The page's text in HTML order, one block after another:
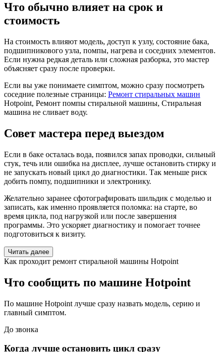
Что обычно влияет на срок и
стоимость
На стоимость влияют модель, доступ к узлу, состояние бака,
подшипникового узла, помпы, нагрева и соседних элементов.
Если нужна редкая деталь или сложная разборка, это мастер
объясняет сразу после проверки.
Если вы уже понимаете симптом, можно сразу посмотреть
соседние полезные страницы: Ремонт стиральных машин
Hotpoint, Ремонт помпы стиральной машины, Стиральная
машина не сливает воду.
Совет мастера перед выездом
Если в баке осталась вода, появился запах проводки, сильный
стук, течь или ошибка на дисплее, лучше остановить стирку и
не запускать новый цикл до диагностики. Так меньше риск
добить помпу, подшипники и электронику.
Желательно заранее сфотографировать шильдик с моделью и
записать, как именно проявляется поломка: на старте, во
время цикла, под нагрузкой или после завершения
программы. Это ускоряет диагностику и помогает точнее
подготовиться к визиту.
Читать далее
Как проходит ремонт стиральной машины Hotpoint
Что сообщить по машине Hotpoint
По машине Hotpoint лучше сразу назвать модель, серию и
главный симптом.
До звонка
Когда лучше остановить цикл сразу